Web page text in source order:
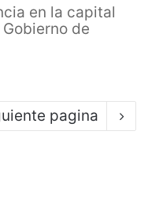
en la capital
de
pagina